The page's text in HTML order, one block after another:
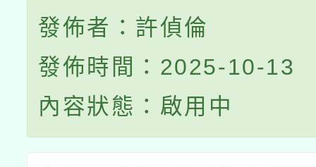
發佈者：許偵倫
發佈時間：2025-10-13
內容狀態：啟用中